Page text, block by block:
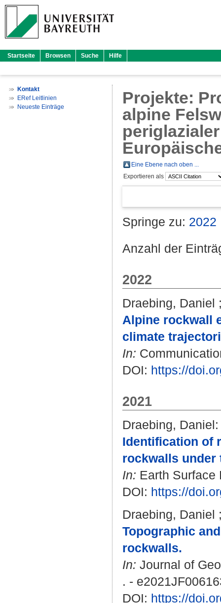
Startseite Browsen Suche Hilfe
Kontakt
ERef Leitlinien
Neueste Einträge
Projekte:
alpine
Eine Ebene nach oben ...
Exportieren als
Springe zu: 2022
Anzahl der
2022
Draebing, Daniel
Alpine rockwall
climate
In:
DOI: https://
2021
Draebing, Daniel:
Identification of
rockwalls under
In: Earth Surface
DOI: https://
Draebing, Daniel
Topographic
rockwalls.
In: Journal of
. -
DOI: https://